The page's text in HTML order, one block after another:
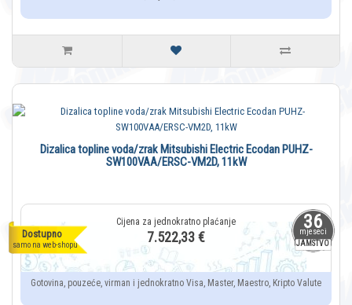
36
mjeseci
JAMSTVO
Dostupno
samo na web-shopu
Dizalica topline voda/zrak Mitsubishi Electric Ecodan PUHZ-
SW100VAA/ERSC-VM2D, 11kW
7.522,33 €
Gotovina, pouzeće, virman i jednokratno Visa, Master, Maestro, Kripto Valute